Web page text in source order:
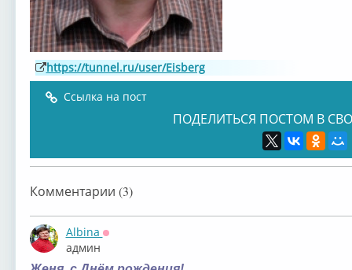
https://tunnel.ru/user/Eisberg
Ссылка на пост
ПОДЕЛИТЬСЯ ПОСТОМ В
Комментарии (3)
Albina
Оффлайн
админ